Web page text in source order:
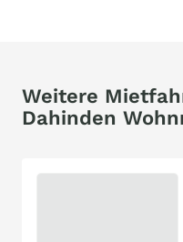
Weitere
Dahinden